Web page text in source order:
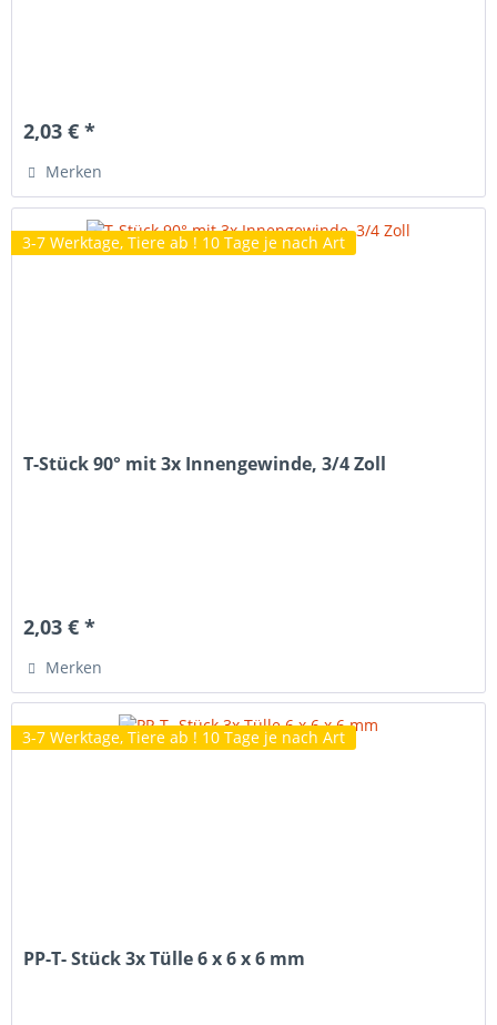
2,03 € *
Merken
3-7 Werktage, Tiere ab ! 10 Tage je nach Art
T-Stück 90° mit 3x Innengewinde, 3/4 Zoll
2,03 € *
Merken
3-7 Werktage, Tiere ab ! 10 Tage je nach Art
PP-T- Stück 3x Tülle 6 x 6 x 6 mm